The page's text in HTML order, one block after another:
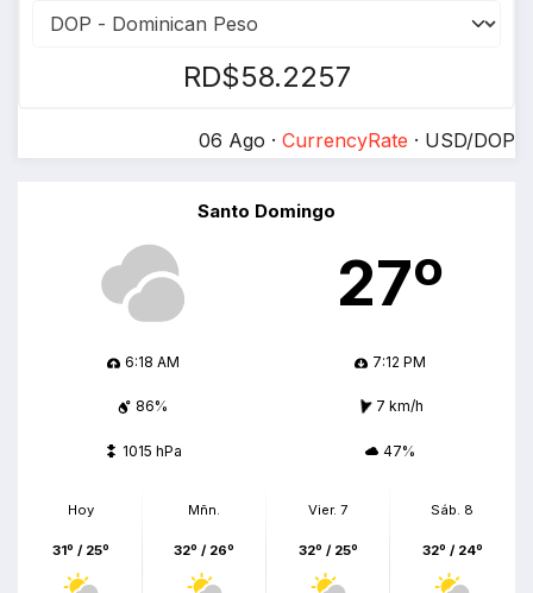
RD$58.2257
06 Ago · CurrencyRate · USD/DOP
Santo Domingo
27º
6:18 AM 7:12 PM
86% 7 km/h
1015 hPa 47%
Hoy
31º / 25º
Mñn.
32º / 26º
Vier. 7
32º / 25º
Sáb. 8
32º / 24º